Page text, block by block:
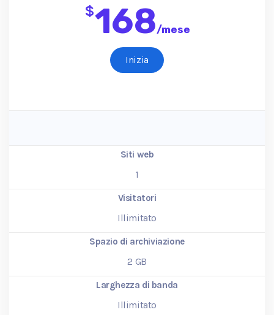
$168/mese
Inizia
Siti web
1
Visitatori
Illimitato
Spazio di archiviazione
2 GB
Larghezza di banda
Illimitato